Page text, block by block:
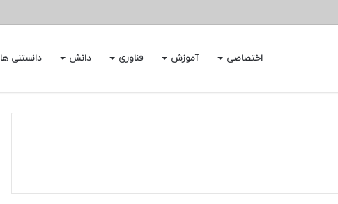
اختصاصی آموزش فناوری دانش دانستنی ها